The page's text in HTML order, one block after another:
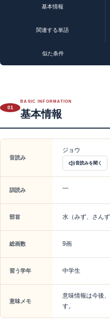
基本情報
関連する単語
似た条件
01
BASIC INFORMATION
基本情報
音読み
ジョウ
音読みを聞く
訓読み —
部首 水（みず、さん
総画数 9画
習う学年 中学生
意味メモ
意味情報は今後
す。